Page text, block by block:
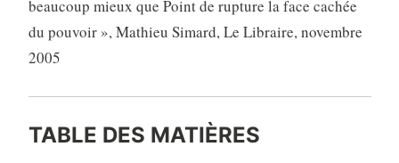
beaucoup mieux que Point de rupture la face cachée
du pouvoir », Mathieu Simard, Le Libraire, novembre
2005
TABLE DES MATIÈRES